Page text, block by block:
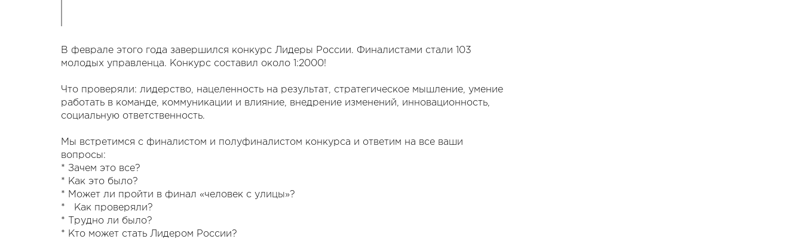
В феврале этого года завершился конкурс Лидеры России. Финалистами стали 103
молодых управленца. Конкурс составил около 1:2000!
Что проверяли: лидерство, нацеленность на результат, стратегическое мышление, умение
работать в команде, коммуникации и влияние, внедрение изменений, инновационность,
социальную ответственность.
Мы встретимся с финалистом и полуфиналистом конкурса и ответим на все ваши
вопросы:
* Зачем это все?
* Как это было?
* Может ли пройти в финал «человек с улицы»?
* Как проверяли?
* Трудно ли было?
* Кто может стать Лидером России?